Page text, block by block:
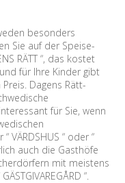
besonders
Sie auf der Speise-
RÄTT “, das kostet
für Ihre Kinder gibt
Dagens Rätt-
für Sie, wenn
VÄRDSHUS “ oder “
auch die Gasthöfe
mit meistens
“.